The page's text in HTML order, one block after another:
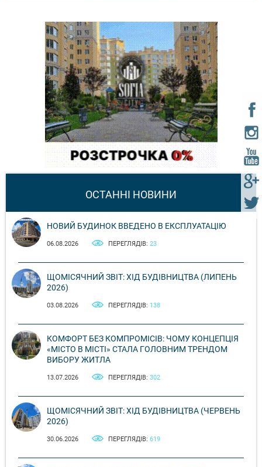
ОСТАННІ НОВИНИ
НОВИЙ БУДИНОК ВВЕДЕНО В ЕКСПЛУАТАЦІЮ
06.08.2026 ПЕРЕГЛЯДІВ: 23
ЩОМІСЯЧНИЙ ЗВІТ: ХІД БУДІВНИЦТВА (ЛИПЕНЬ
2026)
03.08.2026 ПЕРЕГЛЯДІВ: 138
КОМФОРТ БЕЗ КОМПРОМІСІВ: ЧОМУ КОНЦЕПЦІЯ
«МІСТО В МІСТІ» СТАЛА ГОЛОВНИМ ТРЕНДОМ
ВИБОРУ ЖИТЛА
13.07.2026 ПЕРЕГЛЯДІВ: 302
ЩОМІСЯЧНИЙ ЗВІТ: ХІД БУДІВНИЦТВА (ЧЕРВЕНЬ
2026)
30.06.2026 ПЕРЕГЛЯДІВ: 619